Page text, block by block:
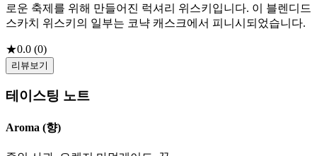
로운 축제를 위해 만들어진 럭셔리 위스키입니다. 이 블렌디드
스카치 위스키의 일부는 코냑 캐스크에서 피니시되었습니다.
★0.0 (0)
리뷰보기
테이스팅 노트
Aroma (향)